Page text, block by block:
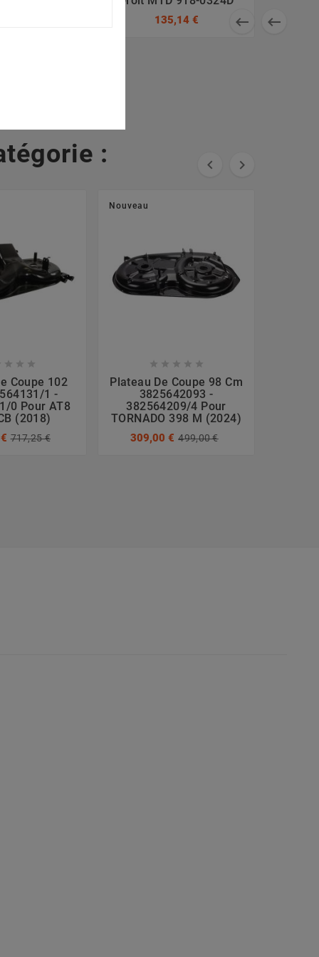
 
135,14 €
:  
  
Coupe 102
1 -
0 Pour AT8
(2018)
717,25 €
Nouveau
    
Plateau De Coupe 98 Cm
3825642093 -
382564209/4 Pour
TORNADO 398 M (2024)
309,00 € 499,00 €